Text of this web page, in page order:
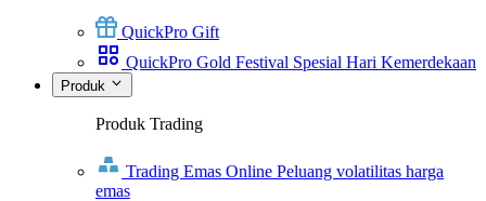
QuickPro Gift
QuickPro Gold Festival Spesial Hari Kemerdekaan
Produk
Produk Trading
Trading Emas Online Peluang volatilitas harga
emas